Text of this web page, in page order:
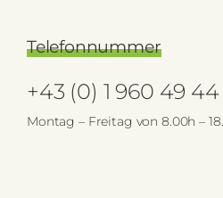
Telefonnummer
+43 (0) 1 960 49 44
Montag – Freitag von 8.00h –